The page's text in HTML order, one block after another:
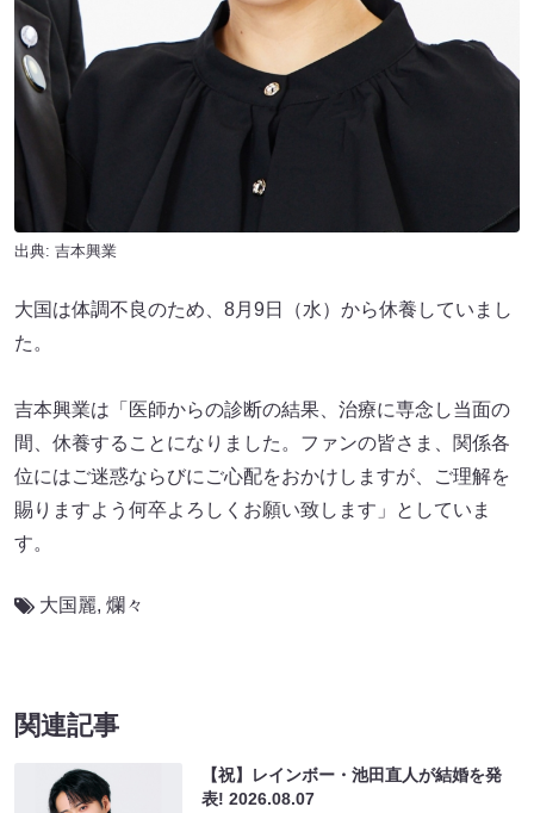
出典: 吉本興業
大国は体調不良のため、8月9日（水）から休養していまし
た。
吉本興業は「医師からの診断の結果、治療に専念し当面の
間、休養することになりました。ファンの皆さま、関係各
位にはご迷惑ならびにご心配をおかけしますが、ご理解を
賜りますよう何卒よろしくお願い致します」としていま
す。
大国麗, 爛々
関連記事
【祝】レインボー・池田直人が結婚を発
表!2026.08.07